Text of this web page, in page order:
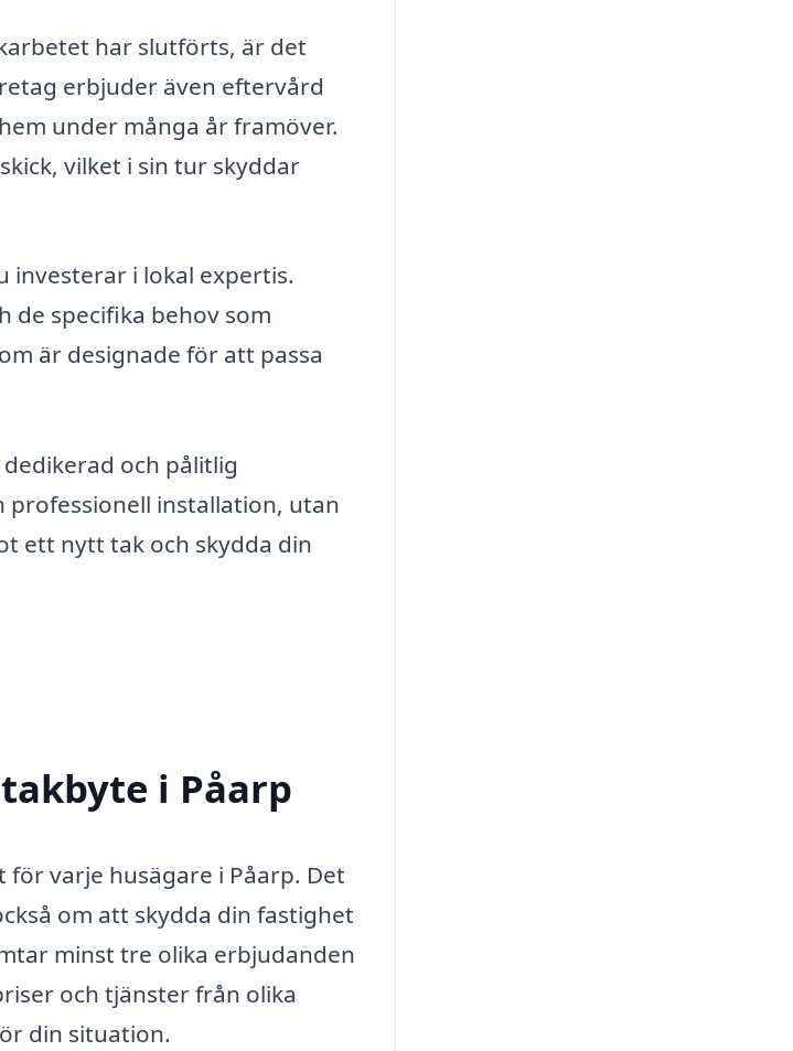
har slutförts, är det
erbjuder även eftervård
under många år framöver.
vilket i sin tur skyddar
investerar i lokal expertis.
de specifika behov som
är designade för att passa
och pålitlig
professionell installation, utan
ett nytt tak och skydda din
i Påarp
varje husägare i Påarp. Det
om att skydda din fastighet
minst tre olika erbjudanden
och tjänster från olika
din situation.